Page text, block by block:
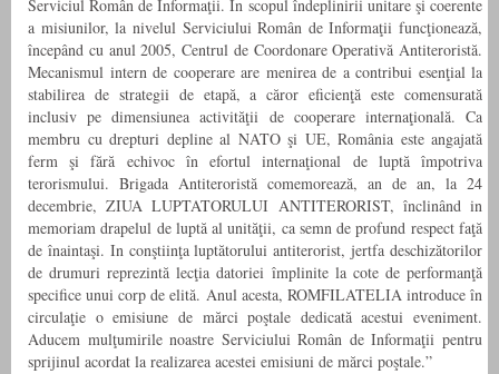
Serviciul Român de Informaţii. In scopul îndeplinirii unitare şi coerente
a misiunilor, la nivelul Serviciului Român de Informaţii funcţionează,
începând cu anul 2005, Centrul de Coordonare Operativă Antiteroristă.
Mecanismul intern de cooperare are menirea de a contribui esenţial la
stabilirea de strategii de etapă, a căror eficienţă este comensurată
inclusiv pe dimensiunea activităţii de cooperare internaţională. Ca
membru cu drepturi depline al NATO şi UE, România este angajată
ferm şi fără echivoc în efortul internaţional de luptă împotriva
terorismului. Brigada Antiteroristă comemorează, an de an, la 24
decembrie, ZIUA LUPTATORULUI ANTITERORIST, înclinând in
memoriam drapelul de luptă al unităţii, ca semn de profund respect faţă
de înaintaşi. In conştiinţa luptătorului antiterorist, jertfa deschizătorilor
de drumuri reprezintă lecţia datoriei împlinite la cote de performanţă
specifice unui corp de elită. Anul acesta, ROMFILATELIA introduce în
circulaţie o emisiune de mărci poştale dedicată acestui eveniment.
Aducem mulţumirile noastre Serviciului Român de Informaţii pentru
sprijinul acordat la realizarea acestei emisiuni de mărci poştale.”